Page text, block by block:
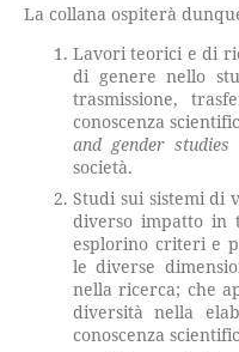
La collana ospiterà
Lavori teorici e di
di genere nello
trasmissione,
conoscenza
and gender studies
società.
Studi sui sistemi di
diverso impatto in
esplorino criteri e
le diverse
nella ricerca; che
diversità nella
conoscenza